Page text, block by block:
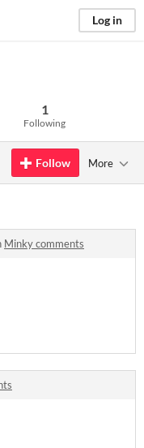
Log in
1
Following
Follow More
Minky comments